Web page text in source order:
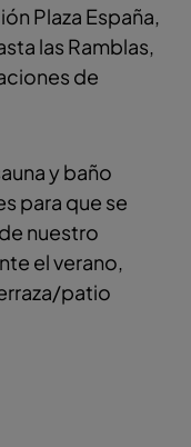
Plaza España,
las Ramblas,
de
y baño
para que se
nuestro
el verano,
patio